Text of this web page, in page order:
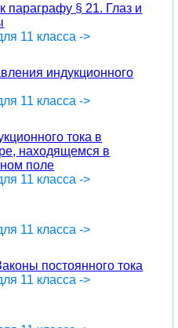
параграфу § 21. Глаз и
11 класса ->
индукционного
11 класса ->
тока в
находящемся в
поле
11 класса ->
11 класса ->
постоянного тока
11 класса ->